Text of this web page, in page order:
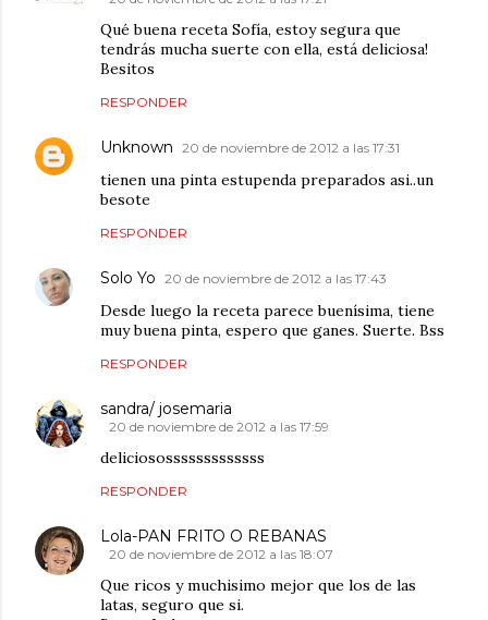
Qué buena receta Sofía, estoy segura que
tendrás mucha suerte con ella, está deliciosa!
Besitos
RESPONDER
Unknown 20 de noviembre de 2012 a las 17:31
tienen una pinta estupenda preparados asi..un
besote
RESPONDER
Solo Yo 20 de noviembre de 2012 a las 17:43
Desde luego la receta parece buenísima, tiene
muy buena pinta, espero que ganes. Suerte. Bss
RESPONDER
sandra/ josemaria
20 de noviembre de 2012 a las 17:59
deliciososssssssssssss
RESPONDER
Lola-PAN FRITO O REBANAS
20 de noviembre de 2012 a las 18:07
Que ricos y muchisimo mejor que los de las
latas, seguro que si.